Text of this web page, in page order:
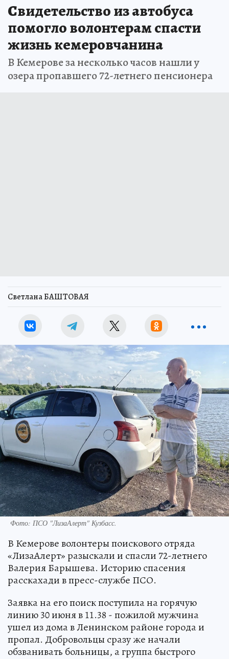
Свидетельство из автобуса
помогло волонтерам спасти
жизнь кемеровчанина
В Кемерове за несколько часов нашли у
озера пропавшего 72-летнего пенсионера
Светлана БАШТОВАЯ
Фото: ПСО "ЛизаАлерт" Кузбасс.
В Кемерове волонтеры поискового отряда
«ЛизаАлерт» разыскали и спасли 72-летнего
Валерия Барышева. Историю спасения
расскахади в пресс-службе ПСО.
Заявка на его поиск поступила на горячую
линию 30 июня в 11.38 - пожилой мужчина
ушел из дома в Ленинском районе города и
пропал. Добровольцы сразу же начали
обзванивать больницы, а группа быстрого